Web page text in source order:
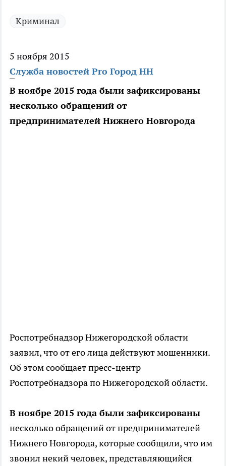
Криминал
5 ноября 2015
Служба новостей Pro Город НН
В ноябре 2015 года были зафиксированы
несколько обращений от
предпринимателей Нижнего Новгорода
Роспотребнадзор Нижегородской области
заявил, что от его лица действуют мошенники.
Об этом сообщает пресс-центр
Роспотребнадзора по Нижегородской области.
В ноябре 2015 года были зафиксированы
несколько обращений от предпринимателей
Нижнего Новгорода, которые сообщили, что им
звонил некий человек, представляющийся